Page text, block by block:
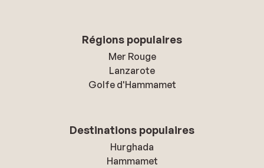
Régions populaires
Mer Rouge
Lanzarote
Golfe d'Hammamet
Destinations populaires
Hurghada
Hammamet